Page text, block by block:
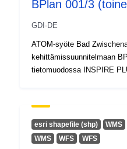
BPlan 001/3
GDI-DE
ATOM-syöte Bad
kehittämissuunnitelmaan
tietomuodossa INSPIRE
esri shapefile (shp) WMS
WMS
WFS WFS